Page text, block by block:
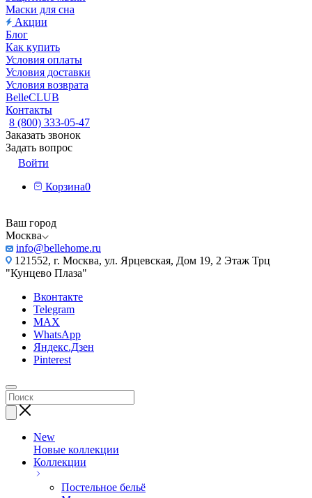
Маски для сна
Акции
Блог
Как купить
Условия оплаты
Условия доставки
Условия возврата
BelleCLUB
Контакты
8 (800) 333-05-47
Заказать звонок
Задать вопрос
Войти
Корзина0
Ваш город
Москва
info@bellehome.ru
121552, г. Москва, ул. Ярцевская, Дом 19, 2 Этаж Трц
"Кунцево Плаза"
Вконтакте
Telegram
MAX
WhatsApp
Яндекс.Дзен
Pinterest
New
Новые коллекции
Коллекции
Постельное бельё